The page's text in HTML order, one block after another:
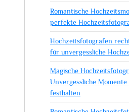
rechte
Licht
rücken
Romantische
perfekte
Hochzeitsfotografen
für unvergessliche
Magische
Unvergessliche
festhalten